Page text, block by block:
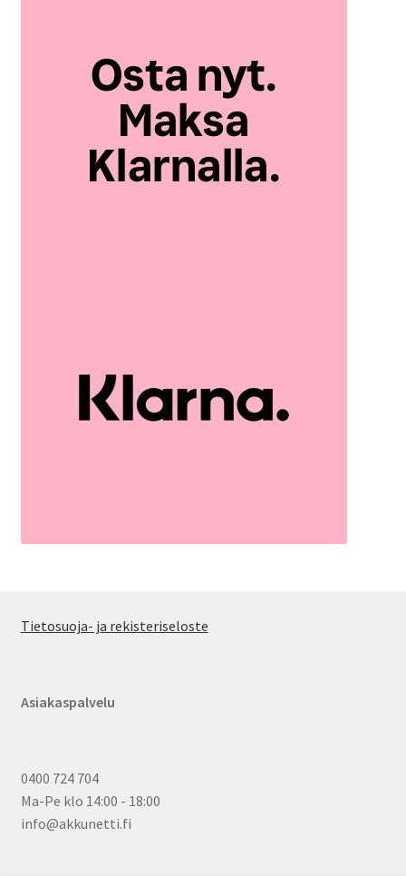
Tietosuoja- ja rekisteriseloste
Asiakaspalvelu
0400 724 704
Ma-Pe klo 14:00 - 18:00
info@akkunetti.fi